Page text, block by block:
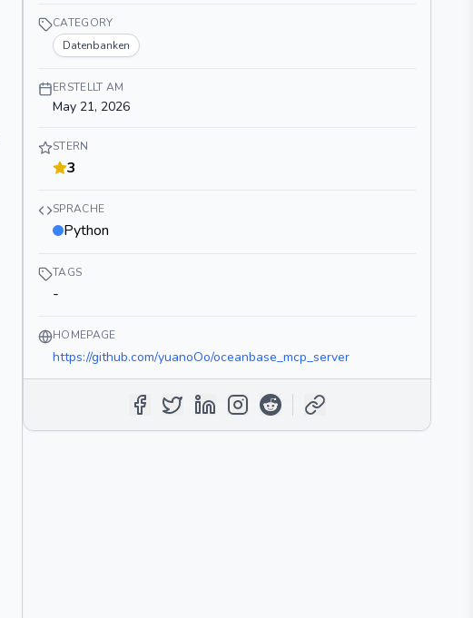
CATEGORY
Datenbanken
ERSTELLT AM
May 21, 2026
STERN
3
SPRACHE
Python
TAGS
-
HOMEPAGE
https://github.com/yuanoOo/oceanbase_mcp_server